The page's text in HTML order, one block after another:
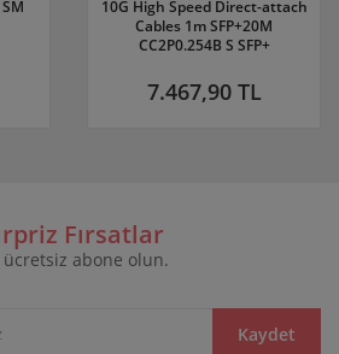
10G High Speed Direct-attach
Cables 1m SFP+20M
CC2P0.254B S SFP+
7.467,90 TL
Fırsatlar
abone olun.
Kaydet